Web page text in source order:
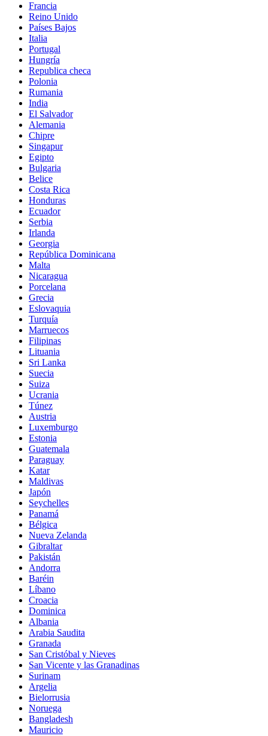
Francia
Reino Unido
Países Bajos
Italia
Portugal
Hungría
Republica checa
Polonia
Rumania
India
El Salvador
Alemania
Chipre
Singapur
Egipto
Bulgaria
Belice
Costa Rica
Honduras
Ecuador
Serbia
Irlanda
Georgia
República Dominicana
Malta
Nicaragua
Porcelana
Grecia
Eslovaquia
Turquía
Marruecos
Filipinas
Lituania
Sri Lanka
Suecia
Suiza
Ucrania
Túnez
Austria
Luxemburgo
Estonia
Guatemala
Paraguay
Katar
Maldivas
Japón
Seychelles
Panamá
Bélgica
Nueva Zelanda
Gibraltar
Pakistán
Andorra
Baréin
Líbano
Croacia
Dominica
Albania
Arabia Saudita
Granada
San Cristóbal y Nieves
San Vicente y las Granadinas
Surinam
Argelia
Bielorrusia
Noruega
Bangladesh
Mauricio